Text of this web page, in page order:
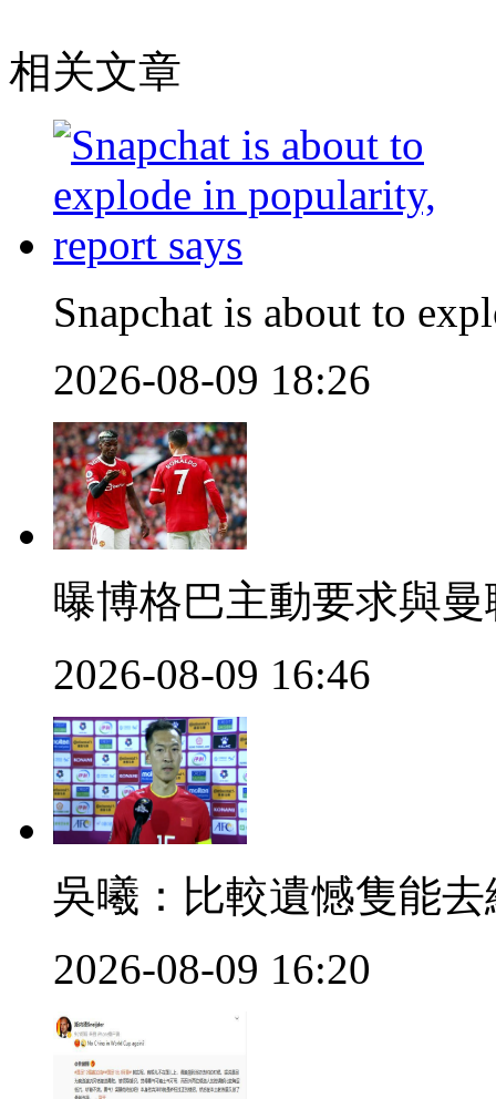
相关文章
Snapchat is about to
2026-08-09 18:26
曝博格巴主動要求與
2026-08-09 16:46
吳曦：比較遺憾隻
2026-08-09 16:20